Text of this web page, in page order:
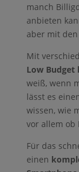
manch
anbieten
aber mit
Mit
Low Budget
weiß, wenn
lässt es
wissen, wie
vor allem ob
Für das
einen